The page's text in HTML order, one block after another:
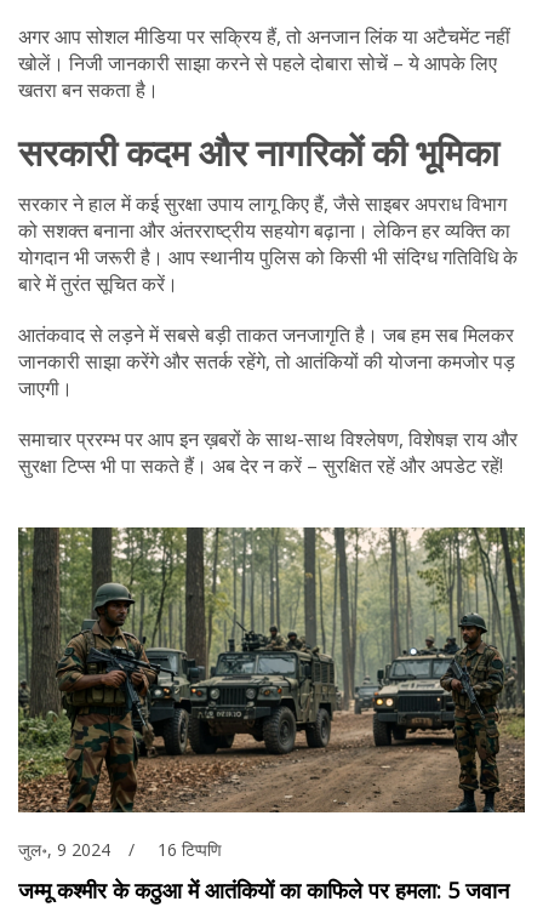
अगर आप सोशल मीडिया पर सक्रिय हैं, तो अनजान लिंक या अटैचमेंट नहीं
खोलें। निजी जानकारी साझा करने से पहले दोबारा सोचें – ये आपके लिए
खतरा बन सकता है।
सरकारी कदम और नागरिकों की भूमिका
सरकार ने हाल में कई सुरक्षा उपाय लागू किए हैं, जैसे साइबर अपराध विभाग
को सशक्त बनाना और अंतरराष्ट्रीय सहयोग बढ़ाना। लेकिन हर व्यक्ति का
योगदान भी जरूरी है। आप स्थानीय पुलिस को किसी भी संदिग्ध गतिविधि के
बारे में तुरंत सूचित करें।
आतंकवाद से लड़ने में सबसे बड़ी ताकत जनजागृति है। जब हम सब मिलकर
जानकारी साझा करेंगे और सतर्क रहेंगे, तो आतंकियों की योजना कमजोर पड़
जाएगी।
समाचार प्ररम्भ पर आप इन ख़बरों के साथ-साथ विश्लेषण, विशेषज्ञ राय और
सुरक्षा टिप्स भी पा सकते हैं। अब देर न करें – सुरक्षित रहें और अपडेट रहें!
जुल॰, 9 2024 16 टिप्पणि
जम्मू कश्मीर के कठुआ में आतंकियों का काफिले पर हमला: 5 जवान